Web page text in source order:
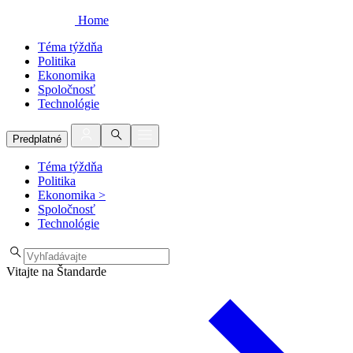
Home
Téma týždňa
Politika
Ekonomika
Spoločnosť
Technológie
Predplatné
Téma týždňa
Politika
Ekonomika >
Spoločnosť
Technológie
Vitajte na Štandarde